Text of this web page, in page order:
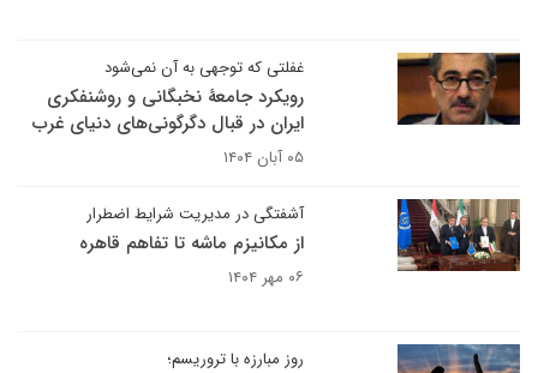
غفلتی که توجهی به آن نمی‌شود
رویکرد جامعۀ نخبگانی و روشنفکری
ایران در قبال دگرگونی‌های دنیای غرب
۰۵ آبان ۱۴۰۴
آشفتگی در مدیریت شرایط اضطرار
از مکانیزم ماشه تا تفاهم قاهره
۰۶ مهر ۱۴۰۴
روز مبارزه با تروریسم؛